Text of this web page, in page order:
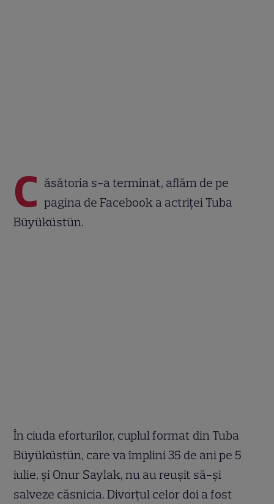
C ăsătoria s-a terminat, aflăm de pe
pagina de Facebook a actriței Tuba
Büyüküstün.
În ciuda eforturilor, cuplul format din Tuba
Büyüküstün, care va împlini 35 de ani pe 5
iulie, și Onur Saylak, nu au reușit să-și
salveze căsnicia. Divorțul celor doi a fost